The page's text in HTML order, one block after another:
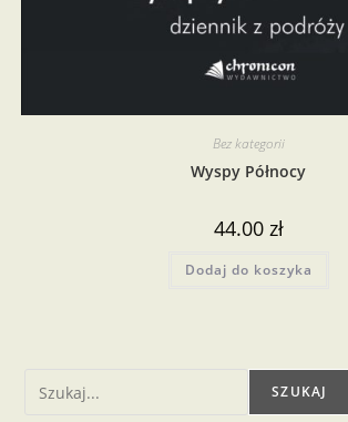
Bez kategorii
Wyspy Północy
44.00 zł
Dodaj do koszyka
Szukaj SZUKAJ